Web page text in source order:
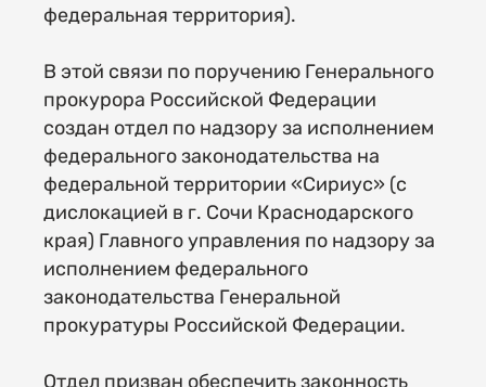
федеральная территория).
В этой связи по поручению Генерального
прокурора Российской Федерации
создан отдел по надзору за исполнением
федерального законодательства на
федеральной территории «Сириус» (с
дислокацией в г. Сочи Краснодарского
края) Главного управления по надзору за
исполнением федерального
законодательства Генеральной
прокуратуры Российской Федерации.
Отдел призван обеспечить законность